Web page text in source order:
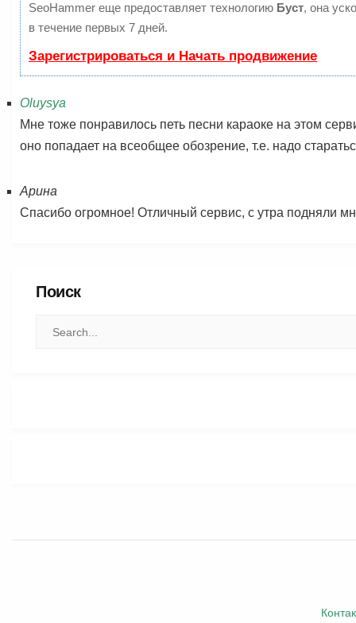
SeoHammer еще предоставляет технологию Буст, она
в течение первых 7 дней.
Зарегистрироваться и Начать продвижение
Oluysya
Мне тоже понравилось петь песни караоке на этом
оно попадает на всеобщее обозрение, т.е. надо
Арина
Спасибо огромное! Отличный сервис, с утра подняли
Поиск